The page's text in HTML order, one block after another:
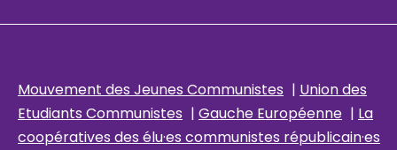
Mouvement des Jeunes Communistes | Union des
Etudiants Communistes | Gauche Européenne | La
coopératives des élu·es communistes républicain·es